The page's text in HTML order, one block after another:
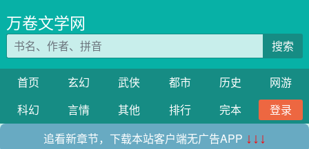
万卷文学网
搜索
首页 玄幻 武侠 都市 历史
网游
科幻
言情 其他 排行 完本
登录
追看新章节，下载本站客户端无广告APP ↓↓↓